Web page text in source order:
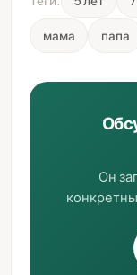
мама папа
Он